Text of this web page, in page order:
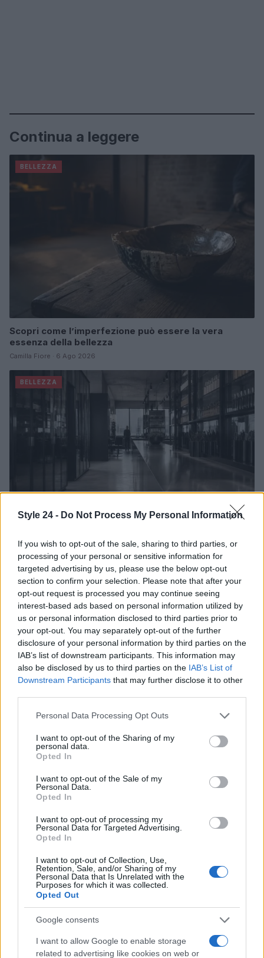
Style 24 - Do Not Process My Personal Information
If you wish to opt-out of the sale, sharing to third parties, or
processing of your personal or sensitive information for
targeted advertising by us, please use the below opt-out
section to confirm your selection. Please note that after your
opt-out request is processed you may continue seeing
interest-based ads based on personal information utilized by
us or personal information disclosed to third parties prior to
your opt-out. You may separately opt-out of the further
disclosure of your personal information by third parties on the
IAB’s list of downstream participants. This information may
also be disclosed by us to third parties on the IAB’s List of
Downstream Participants that may further disclose it to other
Please note that this website/app uses one or more Google
not limited to your visit or usage behaviour. You may click to
grant or deny consent to Google and its third-party tags to
use your data for below specified purposes in below Google
consent section.
Personal Data Processing Opt Outs
I want to opt-out of the Sharing of my
personal data.
Opted In
I want to opt-out of the Sale of my
Personal Data.
Opted In
I want to opt-out of processing my
Personal Data for Targeted Advertising.
Opted In
I want to opt-out of Collection, Use,
Retention, Sale, and/or Sharing of my
Personal Data that Is Unrelated with the
Purposes for which it was collected.
Opted Out
Google consents
I want to allow Google to enable storage
related to advertising like cookies on web or
Continua a leggere
BELLEZZA
Scopri come l’imperfezione può essere la vera
essenza della bellezza
Camilla Fiore · 6 Ago 2026
BELLEZZA
Guida al biondo da supermodel: nuance, balayage e
gloss
Cristian Castiglioni · 6 Ago 2026
BELLEZZA
Capsule di profumi retrò rivisitati: metodo e layering
Camilla Fiore · 6 Ago 2026
PIÙ LETTI
Sognare il fango ha anche dei significati positivi (che
ci crediate o no)
consapevole dell’arredamento
È benefico esercitarsi quando si ha il raffreddore?